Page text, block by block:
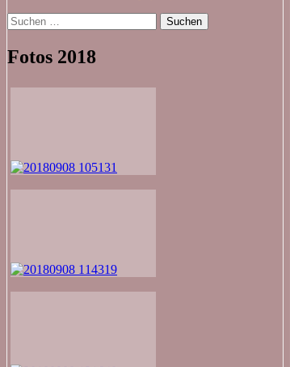
Suchen
nach:
Fotos 2018